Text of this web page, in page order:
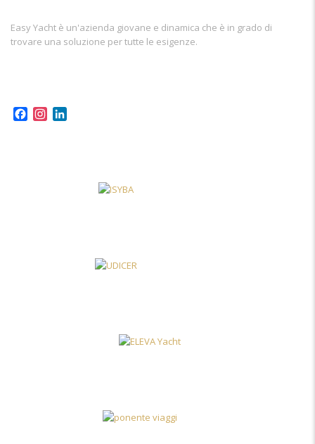
Easy Yacht è un'azienda giovane e dinamica che è in grado di
trovare una soluzione per tutte le esigenze.
FacebookInstagram